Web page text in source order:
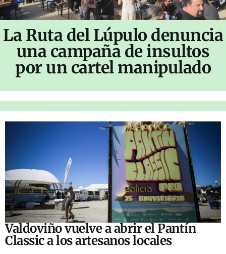
La Ruta del Lúpulo denuncia
una campaña de insultos
por un cartel manipulado
Valdoviño vuelve a abrir el Pantín
Classic a los artesanos locales